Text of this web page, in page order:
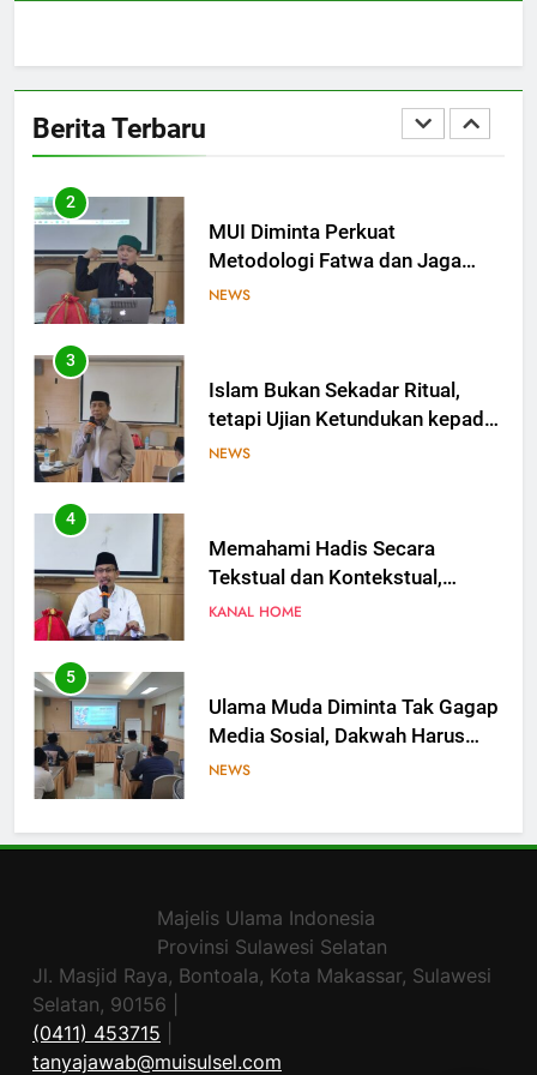
Berita Terbaru
Saatnya Kolaborasi Berbuah
2
MUI Diminta Perkuat
Metodologi Fatwa dan Jaga
Independensi dalam
NEWS
3
Islam Bukan Sekadar Ritual,
tetapi Ujian Ketundukan kepada
Allah
NEWS
4
Memahami Hadis Secara
Tekstual dan Kontekstual,
Jangan Saling Menyalahkan
KANAL HOME
5
Ulama Muda Diminta Tak Gagap
Media Sosial, Dakwah Harus
Hadir di Ruang Digital
NEWS
6
Lewat Artikel Ilmiah
NEWS
7
Arab Jadi Bekal Utama Ulama
Majelis Ulama Indonesia
Provinsi Sulawesi Selatan
Jl. Masjid Raya, Bontoala, Kota Makassar, Sulawesi
Selatan, 90156 |
(0411) 453715
tanyajawab@muisulsel.com